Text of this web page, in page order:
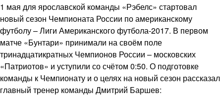
1 мая для ярославской команды «Рэбелс» стартовал
новый сезон Чемпионата России по американскому
футболу – Лиги Американского футбола-2017. В первом
матче «Бунтари» принимали на своём поле
тринадцатикратных Чемпионов России – московских
«Патриотов» и уступили со счётом 0:50. О подготовке
команды к Чемпионату и о целях на новый сезон рассказал
главный тренер команды Дмитрий Баршев: